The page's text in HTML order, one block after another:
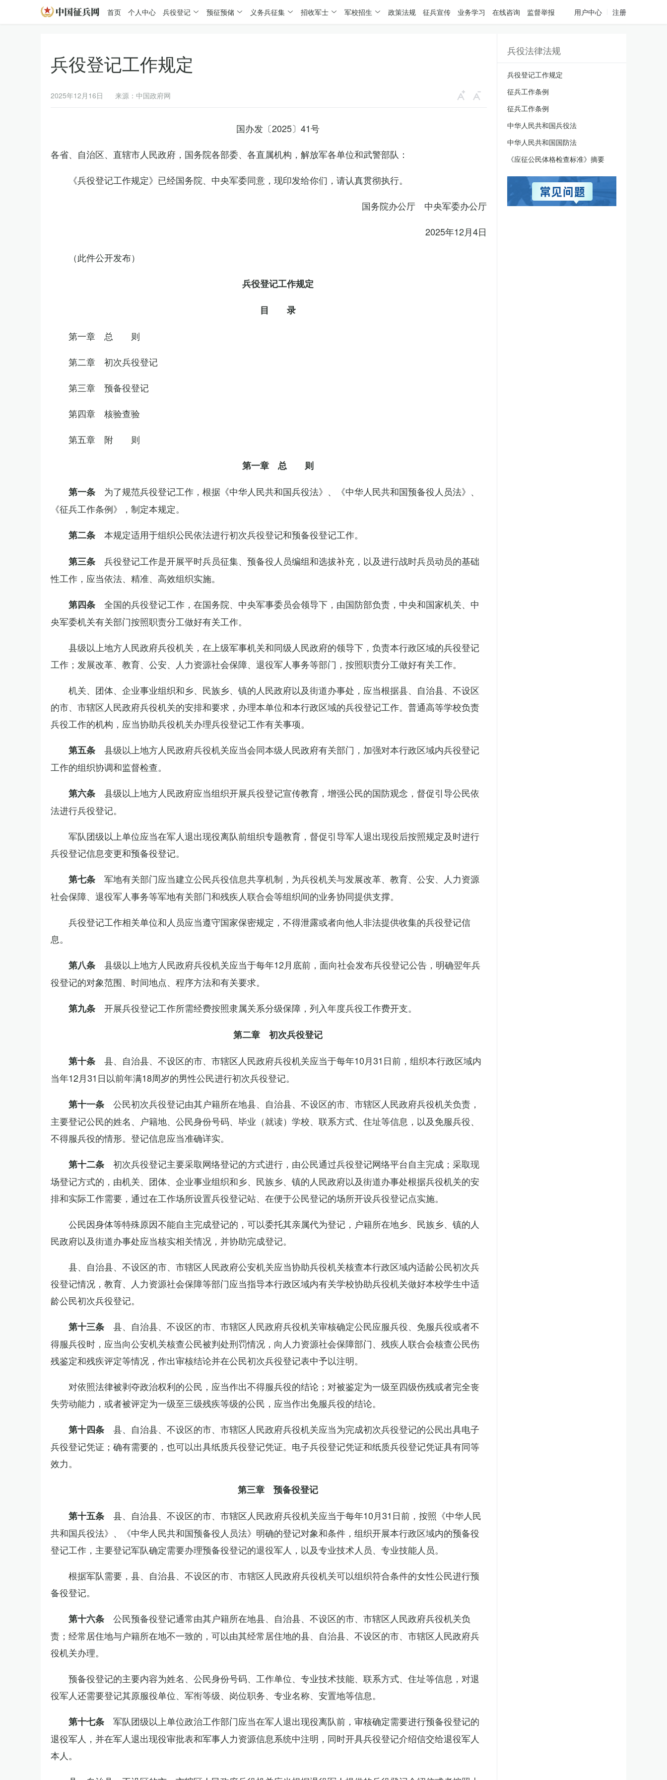
首页 个人中心 兵役登记 预征预储 义务兵征集 招收军士 军校招生 政策法规 征兵宣传 业务学习 在线咨询 监督举报 用户中心 注册
兵役登记工作规定
2025年12月16日 来源：中国政府网
国办发〔2025〕41号
各省、自治区、直辖市人民政府，国务院各部委、各直属机构，解放军各单位和武警部队：
《兵役登记工作规定》已经国务院、中央军委同意，现印发给你们，请认真贯彻执行。
国务院办公厅 中央军委办公厅
2025年12月4日
（此件公开发布）
兵役登记工作规定
目 录
第一章 总 则
第二章 初次兵役登记
第三章 预备役登记
第四章 核验查验
第五章 附 则
第一章 总 则
第一条 为了规范兵役登记工作，根据《中华人民共和国兵役法》、《中华人民共和国预备役人员法》、
《征兵工作条例》，制定本规定。
第二条 本规定适用于组织公民依法进行初次兵役登记和预备役登记工作。
第三条 兵役登记工作是开展平时兵员征集、预备役人员编组和选拔补充，以及进行战时兵员动员的基础
性工作，应当依法、精准、高效组织实施。
第四条 全国的兵役登记工作，在国务院、中央军事委员会领导下，由国防部负责，中央和国家机关、中
央军委机关有关部门按照职责分工做好有关工作。
县级以上地方人民政府兵役机关，在上级军事机关和同级人民政府的领导下，负责本行政区域的兵役登记
工作；发展改革、教育、公安、人力资源社会保障、退役军人事务等部门，按照职责分工做好有关工作。
机关、团体、企业事业组织和乡、民族乡、镇的人民政府以及街道办事处，应当根据县、自治县、不设区
的市、市辖区人民政府兵役机关的安排和要求，办理本单位和本行政区域的兵役登记工作。普通高等学校负责
兵役工作的机构，应当协助兵役机关办理兵役登记工作有关事项。
第五条 县级以上地方人民政府兵役机关应当会同本级人民政府有关部门，加强对本行政区域内兵役登记
工作的组织协调和监督检查。
第六条 县级以上地方人民政府应当组织开展兵役登记宣传教育，增强公民的国防观念，督促引导公民依
法进行兵役登记。
军队团级以上单位应当在军人退出现役离队前组织专题教育，督促引导军人退出现役后按照规定及时进行
兵役登记信息变更和预备役登记。
第七条 军地有关部门应当建立公民兵役信息共享机制，为兵役机关与发展改革、教育、公安、人力资源
社会保障、退役军人事务等军地有关部门和残疾人联合会等组织间的业务协同提供支撑。
兵役登记工作相关单位和人员应当遵守国家保密规定，不得泄露或者向他人非法提供收集的兵役登记信
息。
第八条 县级以上地方人民政府兵役机关应当于每年12月底前，面向社会发布兵役登记公告，明确翌年兵
役登记的对象范围、时间地点、程序方法和有关要求。
第九条 开展兵役登记工作所需经费按照隶属关系分级保障，列入年度兵役工作费开支。
第二章 初次兵役登记
第十条 县、自治县、不设区的市、市辖区人民政府兵役机关应当于每年10月31日前，组织本行政区域内
当年12月31日以前年满18周岁的男性公民进行初次兵役登记。
第十一条 公民初次兵役登记由其户籍所在地县、自治县、不设区的市、市辖区人民政府兵役机关负责，
主要登记公民的姓名、户籍地、公民身份号码、毕业（就读）学校、联系方式、住址等信息，以及免服兵役、
不得服兵役的情形。登记信息应当准确详实。
第十二条 初次兵役登记主要采取网络登记的方式进行，由公民通过兵役登记网络平台自主完成；采取现
场登记方式的，由机关、团体、企业事业组织和乡、民族乡、镇的人民政府以及街道办事处根据兵役机关的安
排和实际工作需要，通过在工作场所设置兵役登记站、在便于公民登记的场所开设兵役登记点实施。
公民因身体等特殊原因不能自主完成登记的，可以委托其亲属代为登记，户籍所在地乡、民族乡、镇的人
民政府以及街道办事处应当核实相关情况，并协助完成登记。
县、自治县、不设区的市、市辖区人民政府公安机关应当协助兵役机关核查本行政区域内适龄公民初次兵
役登记情况，教育、人力资源社会保障等部门应当指导本行政区域内有关学校协助兵役机关做好本校学生中适
龄公民初次兵役登记。
第十三条 县、自治县、不设区的市、市辖区人民政府兵役机关审核确定公民应服兵役、免服兵役或者不
得服兵役时，应当向公安机关核查公民被判处刑罚情况，向人力资源社会保障部门、残疾人联合会核查公民伤
残鉴定和残疾评定等情况，作出审核结论并在公民初次兵役登记表中予以注明。
对依照法律被剥夺政治权利的公民，应当作出不得服兵役的结论；对被鉴定为一级至四级伤残或者完全丧
失劳动能力，或者被评定为一级至三级残疾等级的公民，应当作出免服兵役的结论。
第十四条 县、自治县、不设区的市、市辖区人民政府兵役机关应当为完成初次兵役登记的公民出具电子
兵役登记凭证；确有需要的，也可以出具纸质兵役登记凭证。电子兵役登记凭证和纸质兵役登记凭证具有同等
效力。
第三章 预备役登记
第十五条 县、自治县、不设区的市、市辖区人民政府兵役机关应当于每年10月31日前，按照《中华人民
共和国兵役法》、《中华人民共和国预备役人员法》明确的登记对象和条件，组织开展本行政区域内的预备役
登记工作，主要登记军队确定需要办理预备役登记的退役军人，以及专业技术人员、专业技能人员。
根据军队需要，县、自治县、不设区的市、市辖区人民政府兵役机关可以组织符合条件的女性公民进行预
备役登记。
第十六条 公民预备役登记通常由其户籍所在地县、自治县、不设区的市、市辖区人民政府兵役机关负
责；经常居住地与户籍所在地不一致的，可以由其经常居住地的县、自治县、不设区的市、市辖区人民政府兵
役机关办理。
预备役登记的主要内容为姓名、公民身份号码、工作单位、专业技术技能、联系方式、住址等信息，对退
役军人还需要登记其原服役单位、军衔等级、岗位职务、专业名称、安置地等信息。
第十七条 军队团级以上单位政治工作部门应当在军人退出现役离队前，审核确定需要进行预备役登记的
退役军人，并在军人退出现役审批表和军事人力资源信息系统中注明，同时开具兵役登记介绍信交给退役军人
本人。
兵役法律法规
兵役登记工作规定
征兵工作条例
征兵工作条例
中华人民共和国兵役法
中华人民共和国国防法
《应征公民体格检查标准》摘要